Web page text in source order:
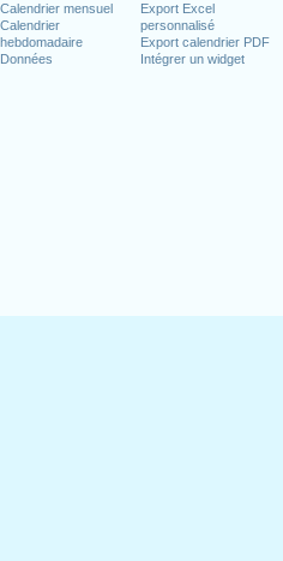
Calendrier mensuel
Calendrier
hebdomadaire
Données
Export Excel
personnalisé
Export calendrier PDF
Intégrer un widget